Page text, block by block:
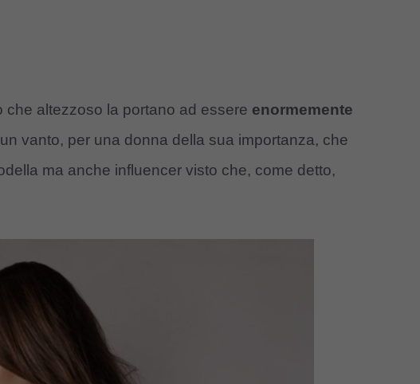
che altezzoso la portano ad essere enormemente
vanto, per una donna della sua importanza, che
ma anche influencer visto che, come detto,